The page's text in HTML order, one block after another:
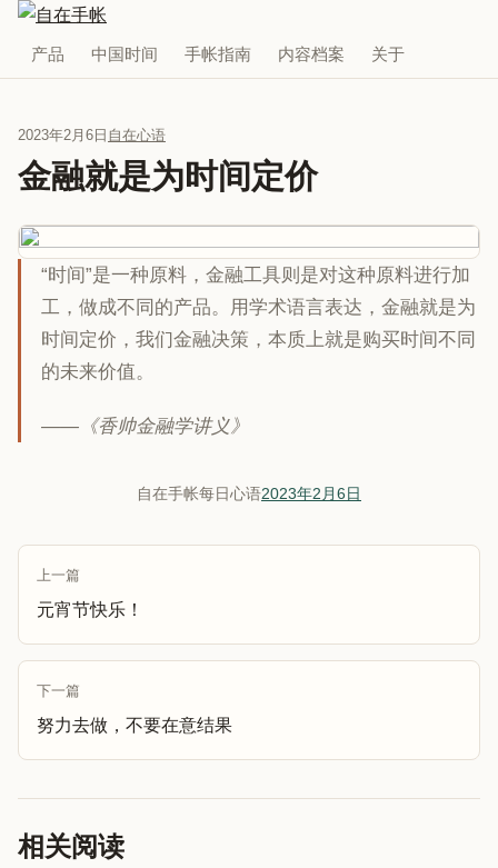
产品 中国时间 手帐指南 内容档案 关于
2023年2月6日 自在心语
金融就是为时间定价
“时间”是一种原料，金融工具则是对这种原料进行加
工，做成不同的产品。用学术语言表达，金融就是为
时间定价，我们金融决策，本质上就是购买时间不同
的未来价值。
——《香帅金融学讲义》
自在手帐每日心语2023年2月6日
上一篇
元宵节快乐！
下一篇
努力去做，不要在意结果
相关阅读